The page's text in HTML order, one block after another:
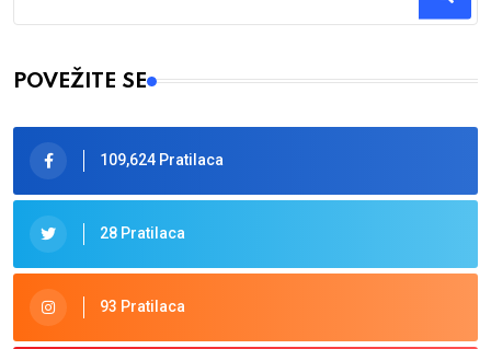
Type 2 or more characters for results.
POVEŽITE SE
109,624 Pratilaca
28 Pratilaca
93 Pratilaca